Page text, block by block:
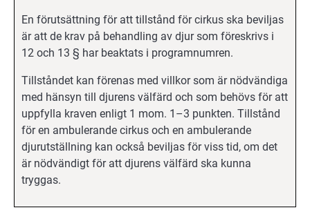
En förutsättning för att tillstånd för cirkus ska beviljas
är att de krav på behandling av djur som föreskrivs i
12 och 13 § har beaktats i programnumren.
Tillståndet kan förenas med villkor som är nödvändiga
med hänsyn till djurens välfärd och som behövs för att
uppfylla kraven enligt 1 mom. 1–3 punkten. Tillstånd
för en ambulerande cirkus och en ambulerande
djurutställning kan också beviljas för viss tid, om det
är nödvändigt för att djurens välfärd ska kunna
tryggas.